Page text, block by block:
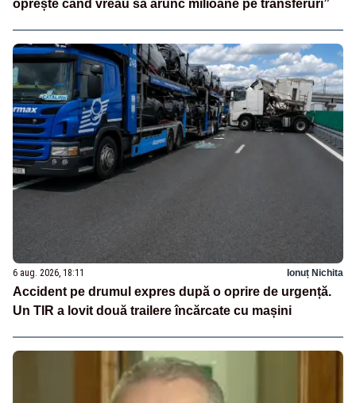
oprește când vreau să arunc milioane pe transferuri”
6 aug. 2026, 18:11 Ionuț Nichita
Accident pe drumul expres după o oprire de urgență.
Un TIR a lovit două trailere încărcate cu mașini